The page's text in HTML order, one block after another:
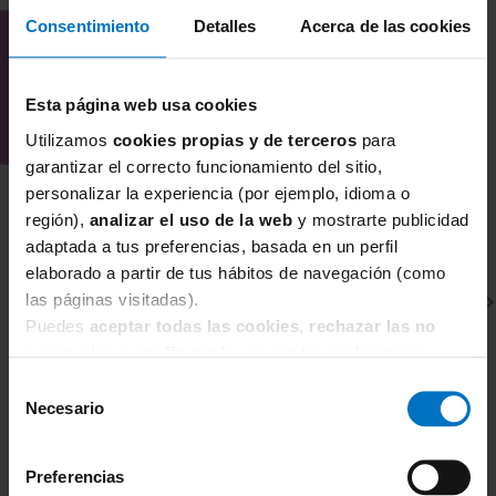
Consentimiento Detalles Acerca de las cookies
Esta página web usa cookies
Utilizamos cookies propias y de terceros para
garantizar el correcto funcionamiento del sitio,
personalizar la experiencia (por ejemplo, idioma o
región), analizar el uso de la web y mostrarte publicidad
adaptada a tus preferencias, basada en un perfil
elaborado a partir de tus hábitos de navegación (como
las páginas visitadas).
Puedes aceptar todas las cookies, rechazar las no
Necesario
Preferencias
Sujetador Lactancia Anita Fleur con aros 5053